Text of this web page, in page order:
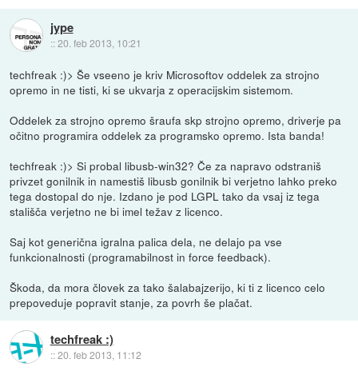
jype
::20. feb 2013, 10:21
techfreak :)> Še vseeno je kriv Microsoftov oddelek za strojno
opremo in ne tisti, ki se ukvarja z operacijskim sistemom.
Oddelek za strojno opremo šraufa skp strojno opremo, driverje pa
očitno programira oddelek za programsko opremo. Ista banda!
techfreak :)> Si probal libusb-win32? Če za napravo odstraniš
privzet gonilnik in namestiš libusb gonilnik bi verjetno lahko preko
tega dostopal do nje. Izdano je pod LGPL tako da vsaj iz tega
stališča verjetno ne bi imel težav z licenco.
Saj kot generična igralna palica dela, ne delajo pa vse
funkcionalnosti (programabilnost in force feedback).
Škoda, da mora človek za tako šalabajzerijo, ki ti z licenco celo
prepoveduje popravit stanje, za povrh še plačat.
techfreak :)
::20. feb 2013, 11:12